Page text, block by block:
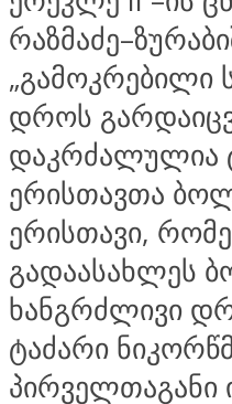
„გამოკრებილი
დროს
დაკრძალულია
ერისთავთა
ერისთავი,
გადაასახლეს
ხანგრძლივი
ტაძარი
პირველთაგანი